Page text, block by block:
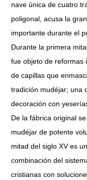
nave única de cuatro
poligonal, acusa la
importante durante el
Durante la primera
fue objeto de reformas
de capillas que
tradición mudéjar; una
decoración con
De la fábrica original
mudéjar de potente
mitad del siglo XV es
combinación del
cristianas con